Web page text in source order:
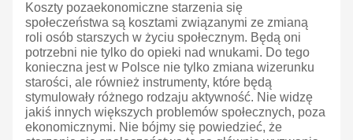
Koszty pozaekonomiczne starzenia się
społeczeństwa są kosztami związanymi ze zmianą
roli osób starszych w życiu społecznym. Będą oni
potrzebni nie tylko do opieki nad wnukami. Do tego
konieczna jest w Polsce nie tylko zmiana wizerunku
starości, ale również instrumenty, które będą
stymulowały różnego rodzaju aktywność. Nie widzę
jakiś innych większych problemów społecznych, poza
ekonomicznymi. Nie bójmy się powiedzieć, że